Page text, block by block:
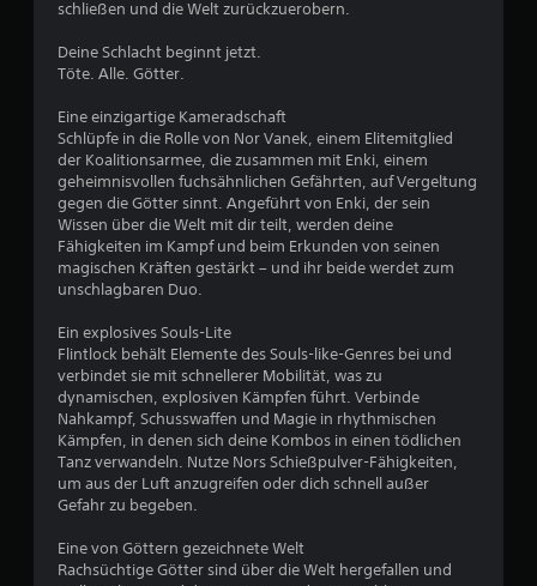
schließen und die Welt zurückzuerobern.
Deine Schlacht beginnt jetzt.
Töte. Alle. Götter.
Eine einzigartige Kameradschaft
Schlüpfe in die Rolle von Nor Vanek, einem Elitemitglied
der Koalitionsarmee, die zusammen mit Enki, einem
geheimnisvollen fuchsähnlichen Gefährten, auf Vergeltung
gegen die Götter sinnt. Angeführt von Enki, der sein
Wissen über die Welt mit dir teilt, werden deine
Fähigkeiten im Kampf und beim Erkunden von seinen
magischen Kräften gestärkt – und ihr beide werdet zum
unschlagbaren Duo.
Ein explosives Souls-Lite
Flintlock behält Elemente des Souls-like-Genres bei und
verbindet sie mit schnellerer Mobilität, was zu
dynamischen, explosiven Kämpfen führt. Verbinde
Nahkampf, Schusswaffen und Magie in rhythmischen
Kämpfen, in denen sich deine Kombos in einen tödlichen
Tanz verwandeln. Nutze Nors Schießpulver-Fähigkeiten,
um aus der Luft anzugreifen oder dich schnell außer
Gefahr zu begeben.
Eine von Göttern gezeichnete Welt
Rachsüchtige Götter sind über die Welt hergefallen und